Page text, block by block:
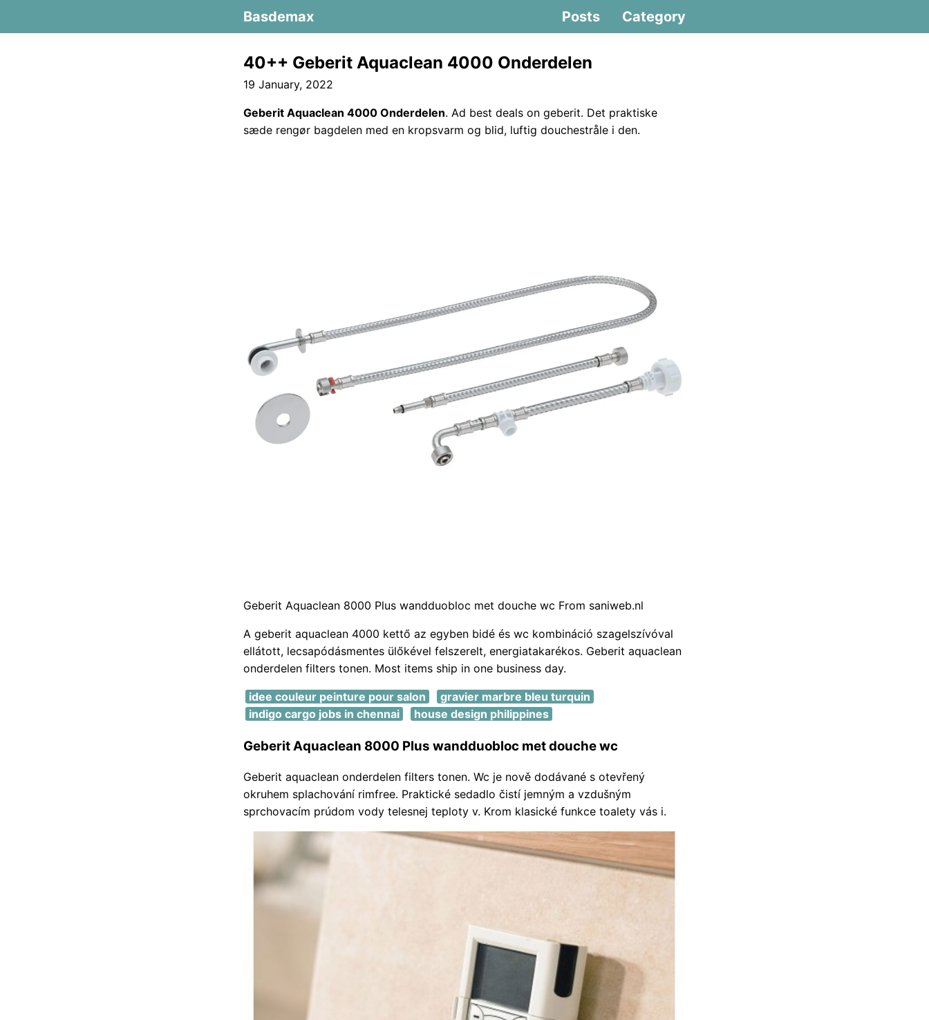
Basdemax Posts Category
40++ Geberit Aquaclean 4000 Onderdelen
19 January, 2022
Geberit Aquaclean 4000 Onderdelen. Ad best deals on geberit. Det praktiske
sæde rengør bagdelen med en kropsvarm og blid, luftig douchestråle i den.
Geberit Aquaclean 8000 Plus wandduobloc met douche wc From saniweb.nl
A geberit aquaclean 4000 kettő az egyben bidé és wc kombináció szagelszívóval
ellátott, lecsapódásmentes ülőkével felszerelt, energiatakarékos. Geberit aquaclean
onderdelen filters tonen. Most items ship in one business day.
idee couleur peinture pour salon
gravier marbre bleu turquin
indigo cargo jobs in chennai
house design philippines
Geberit Aquaclean 8000 Plus wandduobloc met douche wc
Geberit aquaclean onderdelen filters tonen. Wc je nově dodávané s otevřený
okruhem splachování rimfree. Praktické sedadlo čistí jemným a vzdušným
sprchovacím prúdom vody telesnej teploty v. Krom klasické funkce toalety vás i.